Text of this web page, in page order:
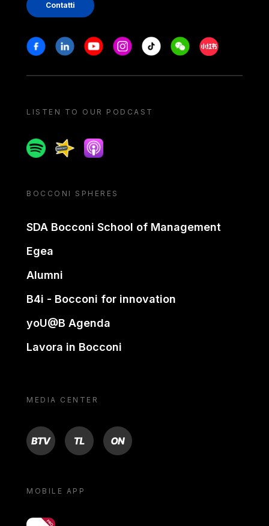
Contatti
Stay in touch
FacebookLinkedinYoutubeInstagram
Tiktok WeechatXiaohongshu/
LISTEN TO OUR PODCAST
SpotifySpreakerApple podcast
BOCCONI SPHERES
SDA Bocconi School of Management
Egea
Alumni
B4i - Bocconi for innovation
yoU@B Agenda
Lavora in Bocconi
MEDIA CENTER
BTV TL ON
MOBILE APP